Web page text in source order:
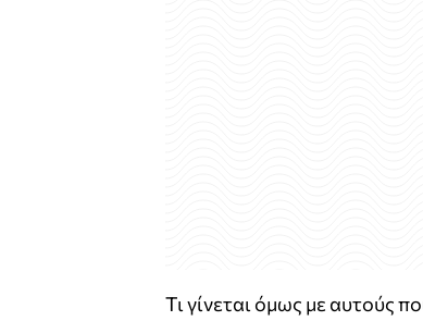
Τι γίνεται όμως με αυτούς